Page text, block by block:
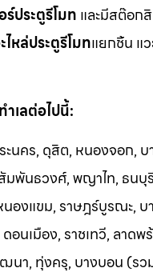
ประตูรีโมท และมีสต๊อก
หล่ประตูรีโมทแยกชิ้น แว
ำเลต่อไปนี้:
นคร, ดุสิต, หนองจอก,
มพันธวงศ์, พญาไท, ธน
องแขม, ราษฎร์บูรณะ,
อนเมือง, ราชเทวี, ลา
า, ทุ่งครุ, บางบอน (รว